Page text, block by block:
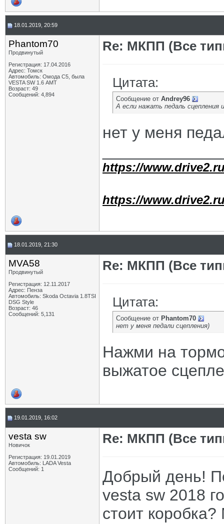
18.01.2019, 20:59
Phantom70
Продвинутый
Регистрация: 17.04.2016
Адрес: Томск
Автомобиль: Омода С5, была
VESTA SW 1.6 АМТ
Возраст: 49
Сообщений: 4,894
Re: МКПП (Все
Цитата:
Сообщение от Andrey96
А если нажать педаль сцепления
нет у меня
https://
https://
18.01.2019, 21:30
MVA58
Продвинутый
Регистрация: 12.11.2017
Адрес: Пенза
Автомобиль: Skoda Octavia 1.8TSI
DSG Style
Возраст: 46
Сообщений: 5,131
Re: МКПП (Все
Цитата:
Сообщение от Phantom70
нет у меня педали сцепления)
Нажми на
выжатое
19.01.2019, 16:02
vesta sw
Новичок
Регистрация: 19.01.2019
Автомобиль: LADA Vesta
Сообщений: 1
Re: МКПП (Все
Добрый день!
vesta sw 2018
стоит